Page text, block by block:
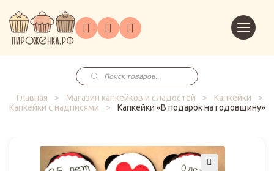
ГлавнаяКаталог
на
заказ
Праздники
Корпоративным
клиентам
в
корзину
Поиск
товаров
Главная
> Магазин капкейков и сладостей > Капкейки
>
Капкейки с надписями
> Капкейки «В подарок на годовщину»